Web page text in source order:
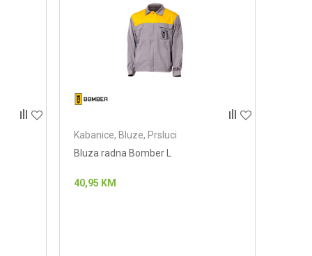
Kabanice, Bluze, Prsluci
Bluza radna Bomber L
40,95 KM